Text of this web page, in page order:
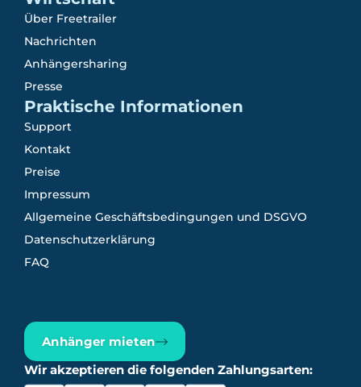
Über Freetrailer
Nachrichten
Anhängersharing
Presse
Praktische Informationen
Support
Kontakt
Preise
Impressum
Allgemeine Geschäftsbedingungen und DSGVO
Datenschutzerklärung
FAQ
Anhänger mieten
Wir akzeptieren die folgenden Zahlungsarten: